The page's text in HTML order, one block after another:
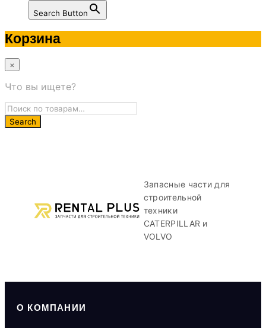
Search Button
Корзина
×
Что вы ищете?
Запасные части для
строительной
техники
CATERPILLAR и
VOLVO
О КОМПАНИИ